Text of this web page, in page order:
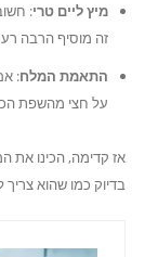
מיץ ליים טרי:
זה מוסיף הרבה
התאמת המלח:
על חצי מהשפת
אז קדימה, הכינו את
בדיוק כמו שהוא צריך